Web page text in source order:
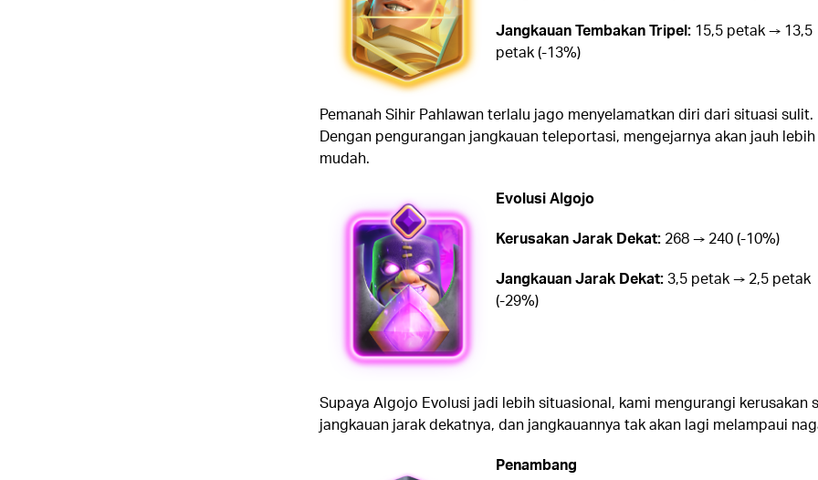
Jangkauan Tembakan Tripel:15,5 petak → 13,5
petak (-13%)
Pemanah Sihir Pahlawan terlalu jago menyelamatkan diri dari situasi sulit.
Dengan pengurangan jangkauan teleportasi, mengejarnya akan jauh lebih
mudah.
Evolusi Algojo
Kerusakan Jarak Dekat:268 → 240 (-10%)
Jangkauan Jarak Dekat:3,5 petak → 2,5 petak
(-29%)
Supaya Algojo Evolusi jadi lebih situasional, kami mengurangi kerusakan
jangkauan jarak dekatnya, dan jangkauannya tak akan lagi melampaui
Penambang